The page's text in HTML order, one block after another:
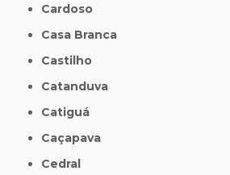
Cardoso
Casa Branca
Castilho
Catanduva
Catiguá
Caçapava
Cedral